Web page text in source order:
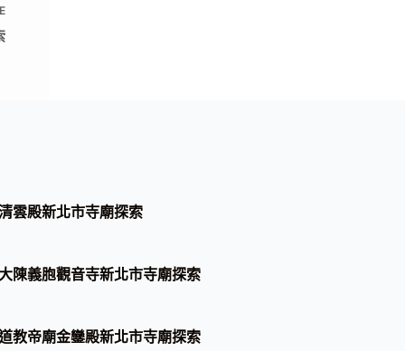
雲殿新北市寺廟探索
陳義胞觀音寺新北市寺廟探索
教帝廟金鑾殿新北市寺廟探索